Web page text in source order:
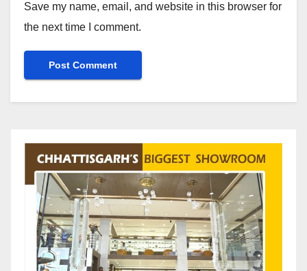
Save my name, email, and website in this browser for
the next time I comment.